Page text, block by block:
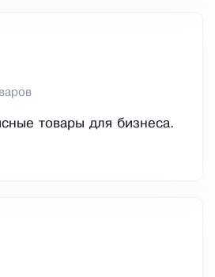
товары для бизнеса.